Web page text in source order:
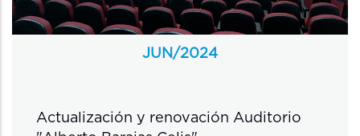
JUN/2024
Actualización y renovación Auditorio